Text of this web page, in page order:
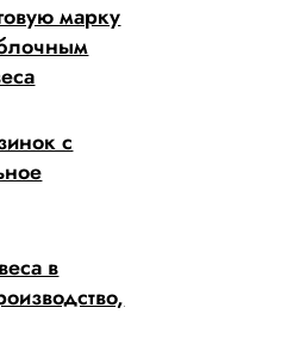
марку
с
в